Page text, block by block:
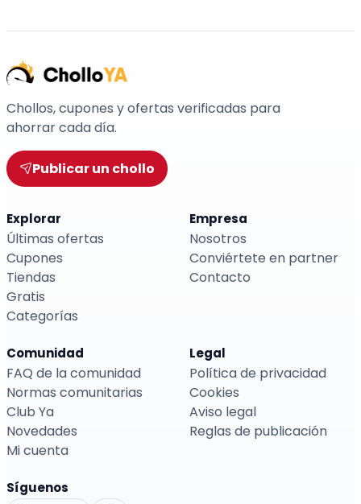
Chollos, cupones y ofertas verificadas para
ahorrar cada día.
Publicar un chollo
Explorar
Últimas ofertas
Cupones
Tiendas
Gratis
Categorías
Empresa
Nosotros
Conviértete en partner
Contacto
Comunidad
FAQ de la comunidad
Normas comunitarias
Club Ya
Novedades
Mi cuenta
Legal
Política de privacidad
Cookies
Aviso legal
Reglas de publicación
Síguenos